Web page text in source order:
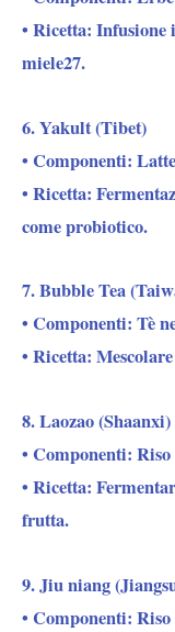
• Ricetta: Infusione
miele27.
6. Yakult (Tibet)
• Componenti:
• Ricetta:
come probiotico.
7. Bubble Tea
• Componenti: Tè
• Ricetta:
8. Laozao (Shaanxi)
• Componenti:
• Ricetta:
frutta.
9. Jiu niang
• Componenti: